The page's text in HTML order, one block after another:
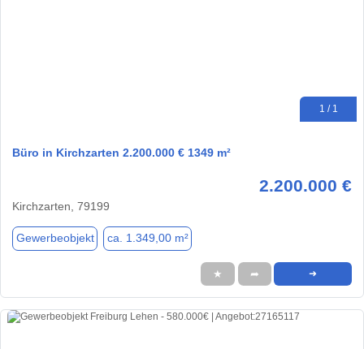
1 / 1
Büro in Kirchzarten 2.200.000 € 1349 m²
2.200.000 €
Kirchzarten, 79199
Gewerbeobjekt ca. 1.349,00 m²
★ ➦ ➜